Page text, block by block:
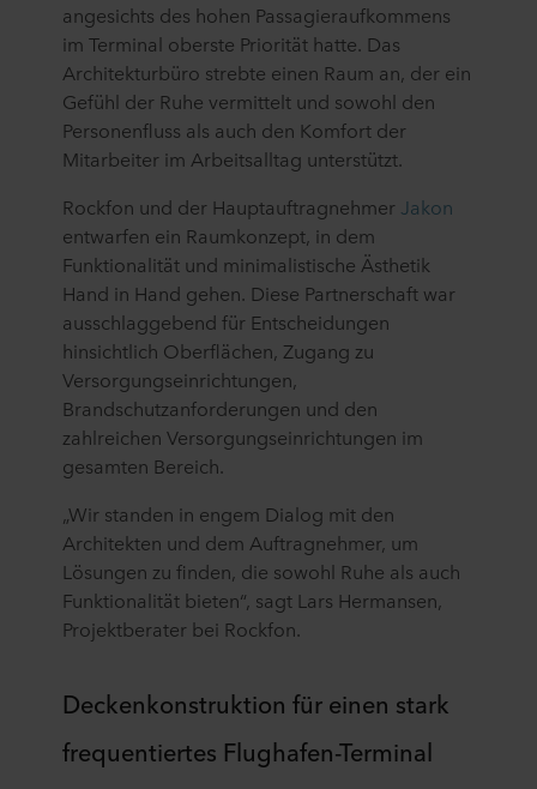
angesichts des hohen Passagieraufkommens
im Terminal oberste Priorität hatte. Das
Architekturbüro strebte einen Raum an, der ein
Gefühl der Ruhe vermittelt und sowohl den
Personenfluss als auch den Komfort der
Mitarbeiter im Arbeitsalltag unterstützt.
Rockfon und der Hauptauftragnehmer Jakon
entwarfen ein Raumkonzept, in dem
Funktionalität und minimalistische Ästhetik
Hand in Hand gehen. Diese Partnerschaft war
ausschlaggebend für Entscheidungen
hinsichtlich Oberflächen, Zugang zu
Versorgungseinrichtungen,
Brandschutzanforderungen und den
zahlreichen Versorgungseinrichtungen im
gesamten Bereich.
„Wir standen in engem Dialog mit den
Architekten und dem Auftragnehmer, um
Lösungen zu finden, die sowohl Ruhe als auch
Funktionalität bieten“, sagt Lars Hermansen,
Projektberater bei Rockfon.
Deckenkonstruktion für einen stark
frequentiertes Flughafen-Terminal